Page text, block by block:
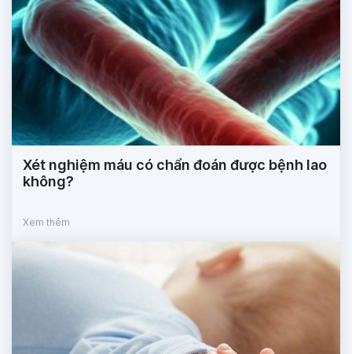
Xét nghiệm máu có chẩn đoán được bệnh lao
không?
Xem thêm